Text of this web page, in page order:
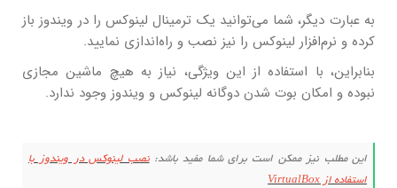
به عبارت دیگر، شما می‌توانید یک ترمینال لینوکس را در ویندوز باز
کرده و نرم‌افزار لینوکس را نیز نصب و راه‌اندازی نمایید.
بنابراین، با استفاده از این ویژگی، نیاز به هیچ ماشین مجازی
نبوده و امکان بوت شدن دوگانه لینوکس و ویندوز وجود ندارد.
این مطلب نیز ممکن است برای شما مفید باشد: نصب لینوکس در ویندوز با
استفاده از VirtualBox